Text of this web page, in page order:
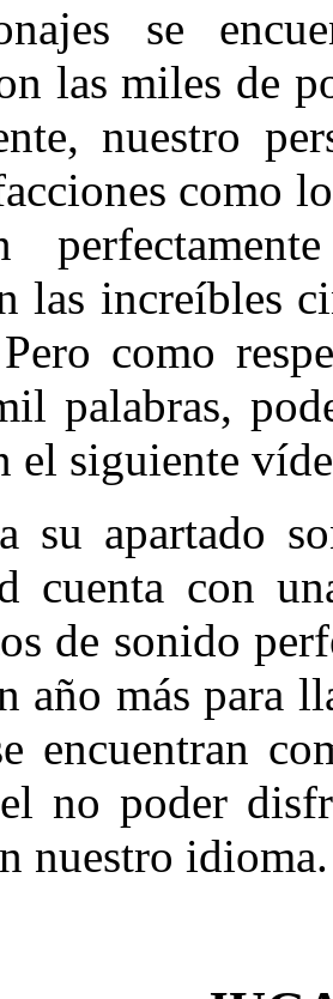
se
las miles de
nuestro
como
las increíbles
como
palabras,
el siguiente
su apartado
cuenta con
de sonido
año más para
encuentran
no poder
nuestro idioma.